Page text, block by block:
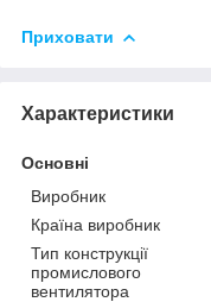
Приховати
Характеристики
Основні
Виробник
Країна виробник
Тип конструкції
промислового
вентилятора